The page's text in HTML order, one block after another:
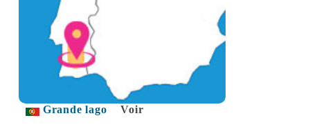
Grande lago Voir